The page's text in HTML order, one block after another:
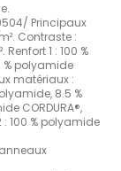
Principaux
Contraste :
1 : 100 %
% polyamide
matériaux :
8.5 %
CORDURA®,
: 100 % polyamide